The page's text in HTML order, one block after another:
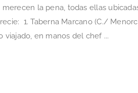
la pena, todas ellas
1. Taberna Marcano (C./
en manos del chef ...